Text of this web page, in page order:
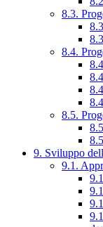
8.3.
8.4.
8.5.
9. Sviluppo
9.1.